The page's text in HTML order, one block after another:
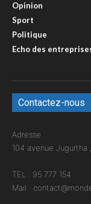
Opinion
Sport
Politique
Echo des
Contactez-nous
Adresse :
104 avenue Jugurtha
TEL : 95 777 154
Mail :